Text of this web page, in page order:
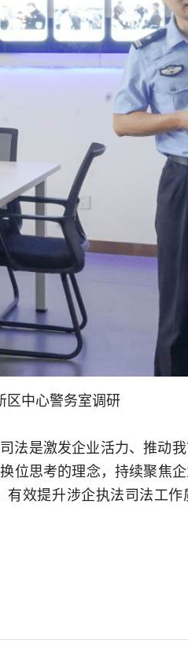
区中心警务室调研
法是激发企业活力、推动
位思考的理念，持续聚焦
效提升涉企执法司法工